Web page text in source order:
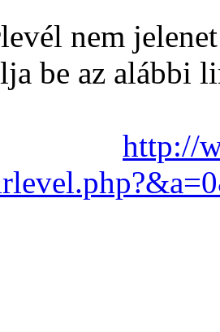
nem
be az alábbi
http://